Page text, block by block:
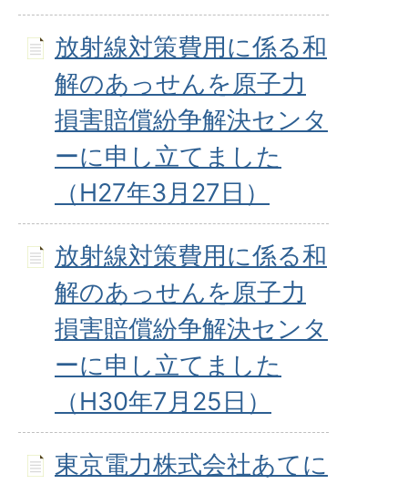
放射線対策費用に係る和
解のあっせんを原子力
損害賠償紛争解決センタ
ーに申し立てました
（H27年3月27日）
放射線対策費用に係る和
解のあっせんを原子力
損害賠償紛争解決センタ
ーに申し立てました
（H30年7月25日）
東京電力株式会社あてに